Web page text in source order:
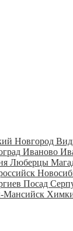
Новгород
Иваново
Люберцы
Посад
Мансийск